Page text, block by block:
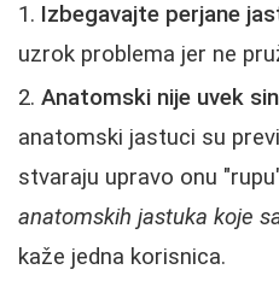
Izbegavajte perjane
uzrok problema jer ne
Anatomski nije uvek
anatomski jastuci su
stvaraju upravo onu
anatomskih jastuka koje
kaže jedna korisnica.